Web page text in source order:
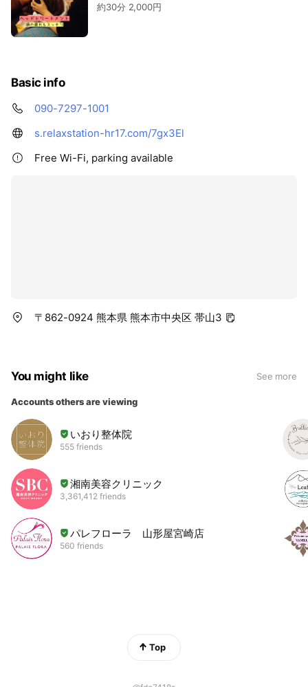
約30分 2,000円
Basic info
090-7297-1001
s.relaxstation-hr17.com/7gx3El
Free Wi-Fi, parking available
〒862-0924 熊本県 熊本市中央区 帯山3
You might like See more
Accounts others are viewing
いおり整体院
555 friends
湘南美容クリニック
3,361,412 friends
パレフローラ 山形屋宮崎店
560 friends
Top